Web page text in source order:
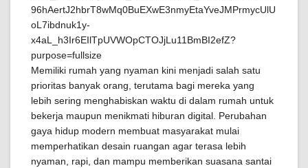
Memiliki rumah yang nyaman kini menjadi salah satu
prioritas banyak orang, terutama bagi mereka yang
lebih sering menghabiskan waktu di dalam rumah untuk
bekerja maupun menikmati hiburan digital. Perubahan
gaya hidup modern membuat masyarakat mulai
memperhatikan desain ruangan agar terasa lebih
nyaman, rapi, dan mampu memberikan suasana santai